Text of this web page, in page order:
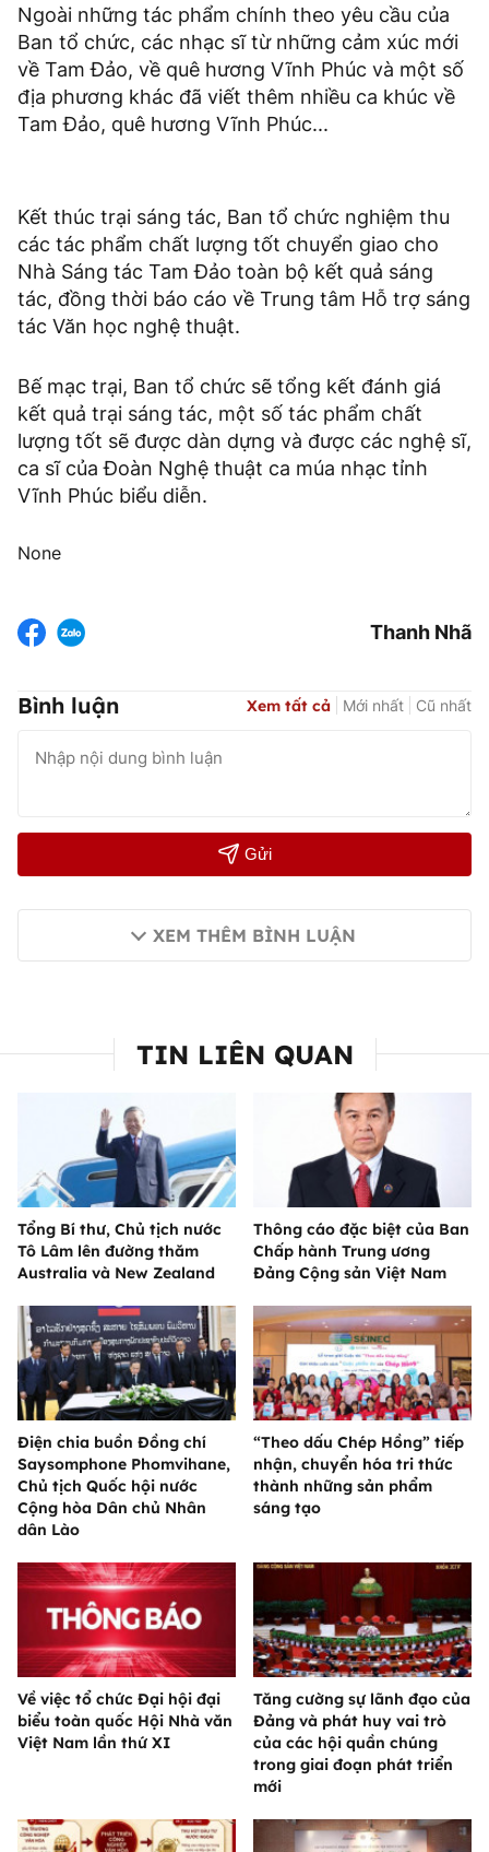
Ngoài những tác phẩm chính theo yêu cầu của
Ban tổ chức, các nhạc sĩ từ những cảm xúc mới
về Tam Đảo, về quê hương Vĩnh Phúc và một số
địa phương khác đã viết thêm nhiều ca khúc về
Tam Đảo, quê hương Vĩnh Phúc...
Kết thúc trại sáng tác, Ban tổ chức nghiệm thu
các tác phẩm chất lượng tốt chuyển giao cho
Nhà Sáng tác Tam Đảo toàn bộ kết quả sáng
tác, đồng thời báo cáo về Trung tâm Hỗ trợ sáng
tác Văn học nghệ thuật.
Bế mạc trại, Ban tổ chức sẽ tổng kết đánh giá
kết quả trại sáng tác, một số tác phẩm chất
lượng tốt sẽ được dàn dựng và được các nghệ sĩ,
ca sĩ của Đoàn Nghệ thuật ca múa nhạc tỉnh
Vĩnh Phúc biểu diễn.
None
Thanh Nhã
Bình luận Xem tất cả Mới nhất Cũ nhất
Gửi
XEM THÊM BÌNH LUẬN
TIN LIÊN QUAN
Tổng Bí thư, Chủ tịch nước
Tô Lâm lên đường thăm
Australia và New Zealand
Thông cáo đặc biệt của Ban
Chấp hành Trung ương
Đảng Cộng sản Việt Nam
Điện chia buồn Đồng chí
Saysomphone Phomvihane,
Chủ tịch Quốc hội nước
Cộng hòa Dân chủ Nhân
dân Lào
“Theo dấu Chép Hồng” tiếp
nhận, chuyển hóa tri thức
thành những sản phẩm
sáng tạo
Về việc tổ chức Đại hội đại
biểu toàn quốc Hội Nhà văn
Việt Nam lần thứ XI
Tăng cường sự lãnh đạo của
Đảng và phát huy vai trò
của các hội quần chúng
trong giai đoạn phát triển
mới